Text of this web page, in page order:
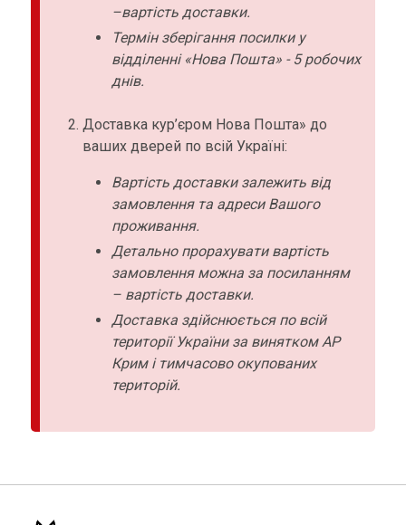
–вартість доставки.
Термін зберігання посилки у
відділенні «Нова Пошта» - 5 робочих
днів.
Доставка кур’єром Нова Пошта» до
ваших дверей по всій Україні:
Вартість доставки залежить від
замовлення та адреси Вашого
проживання.
Детально прорахувати вартість
замовлення можна за посиланням
– вартість доставки.
Доставка здійснюється по всій
території України за винятком АР
Крим і тимчасово окупованих
територій.